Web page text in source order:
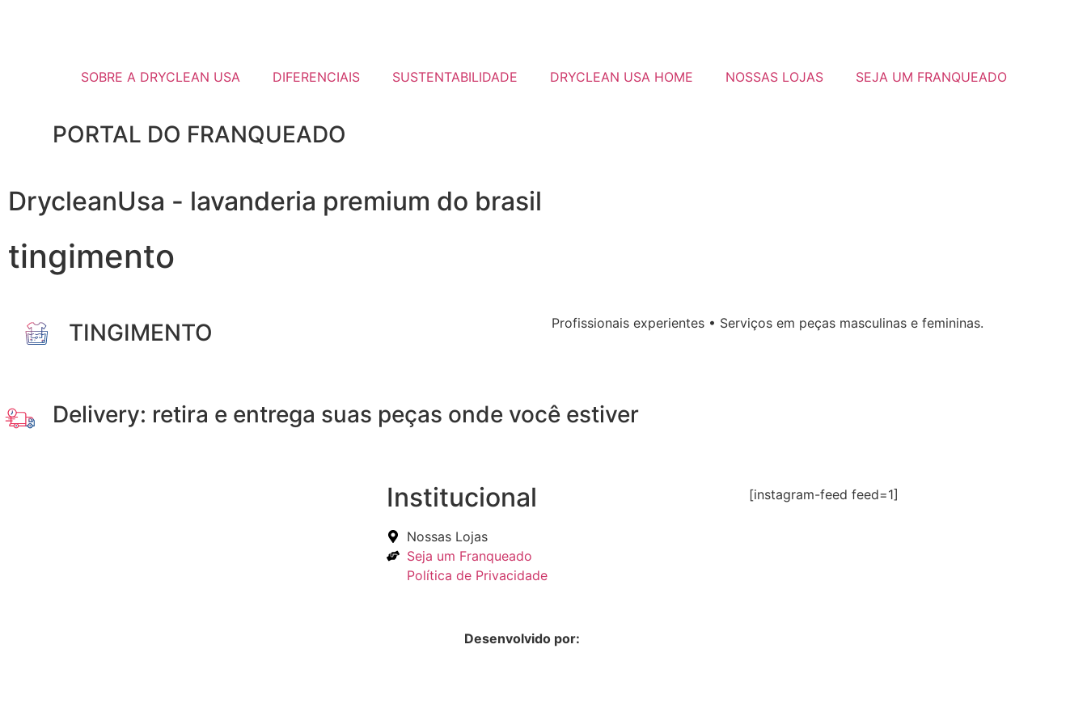
SOBRE A DRYCLEAN USA DIFERENCIAIS SUSTENTABILIDADE DRYCLEAN USA HOME NOSSAS LOJAS SEJA UM FRANQUEADO
PORTAL DO FRANQUEADO
DrycleanUsa - lavanderia premium do brasil
tingimento
TINGIMENTO Profissionais experientes • Serviços em peças masculinas e femininas.
Delivery: retira e entrega suas peças onde você estiver
Institucional
Nossas Lojas
Seja um Franqueado
Política de Privacidade
[instagram-feed feed=1]
Desenvolvido por: